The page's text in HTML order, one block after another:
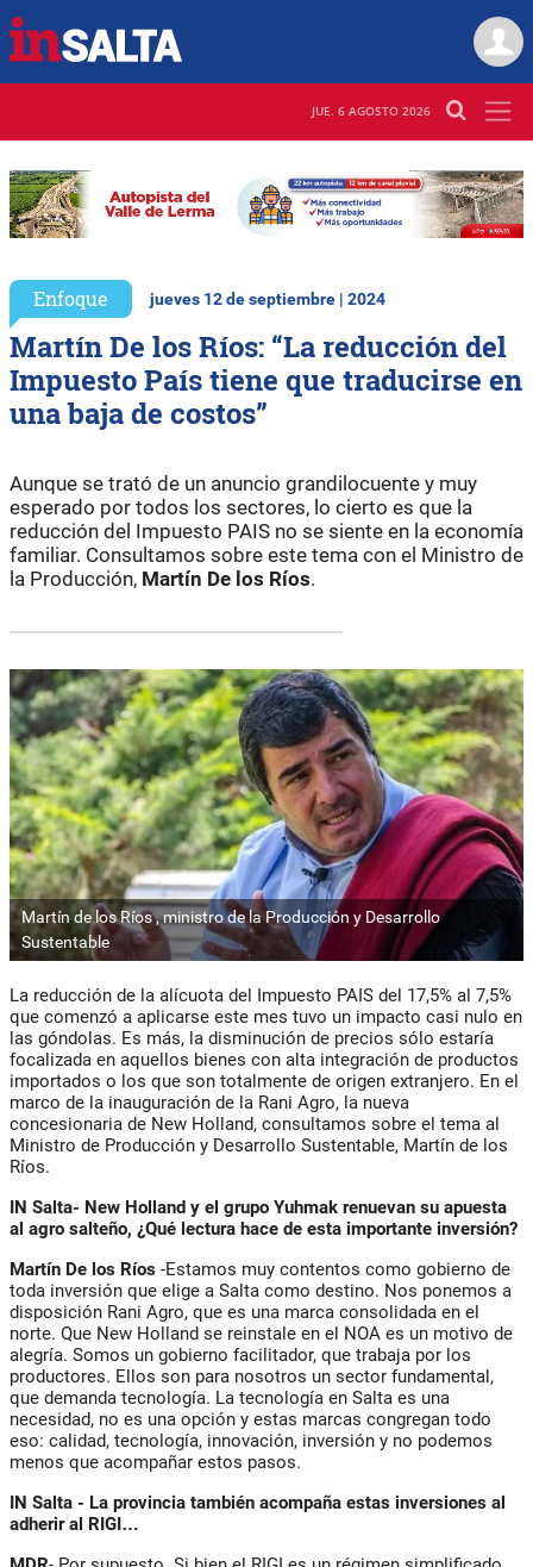
JUE. 6 AGOSTO 2026
Enfoque jueves 12 de septiembre | 2024
Martín De los Ríos: “La reducción del
Impuesto País tiene que traducirse en
una baja de costos”
Aunque se trató de un anuncio grandilocuente y muy
esperado por todos los sectores, lo cierto es que la
reducción del Impuesto PAIS no se siente en la economía
familiar. Consultamos sobre este tema con el Ministro de
la Producción, Martín De los Ríos.
Martín de los Ríos , ministro de la Producción y Desarrollo
Sustentable
La reducción de la alícuota del Impuesto PAIS del 17,5% al 7,5%
que comenzó a aplicarse este mes tuvo un impacto casi nulo en
las góndolas. Es más, la disminución de precios sólo estaría
focalizada en aquellos bienes con alta integración de productos
importados o los que son totalmente de origen extranjero. En el
marco de la inauguración de la Rani Agro, la nueva
concesionaria de New Holland, consultamos sobre el tema al
Ministro de Producción y Desarrollo Sustentable, Martín de los
Ríos.
IN Salta- New Holland y el grupo Yuhmak renuevan su apuesta
al agro salteño, ¿Qué lectura hace de esta importante inversión?
Martín De los Ríos -Estamos muy contentos como gobierno de
toda inversión que elige a Salta como destino. Nos ponemos a
disposición Rani Agro, que es una marca consolidada en el
norte. Que New Holland se reinstale en el NOA es un motivo de
alegría. Somos un gobierno facilitador, que trabaja por los
productores. Ellos son para nosotros un sector fundamental,
que demanda tecnología. La tecnología en Salta es una
necesidad, no es una opción y estas marcas congregan todo
eso: calidad, tecnología, innovación, inversión y no podemos
menos que acompañar estos pasos.
IN Salta - La provincia también acompaña estas inversiones al
adherir al RIGI…